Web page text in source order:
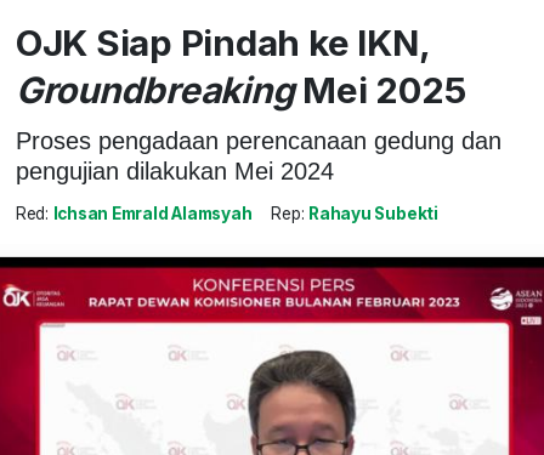
OJK Siap Pindah ke IKN,
GroundbreakingMei 2025
Proses pengadaan perencanaan gedung dan
pengujian dilakukan Mei 2024
Red: Ichsan Emrald Alamsyah Rep: Rahayu Subekti